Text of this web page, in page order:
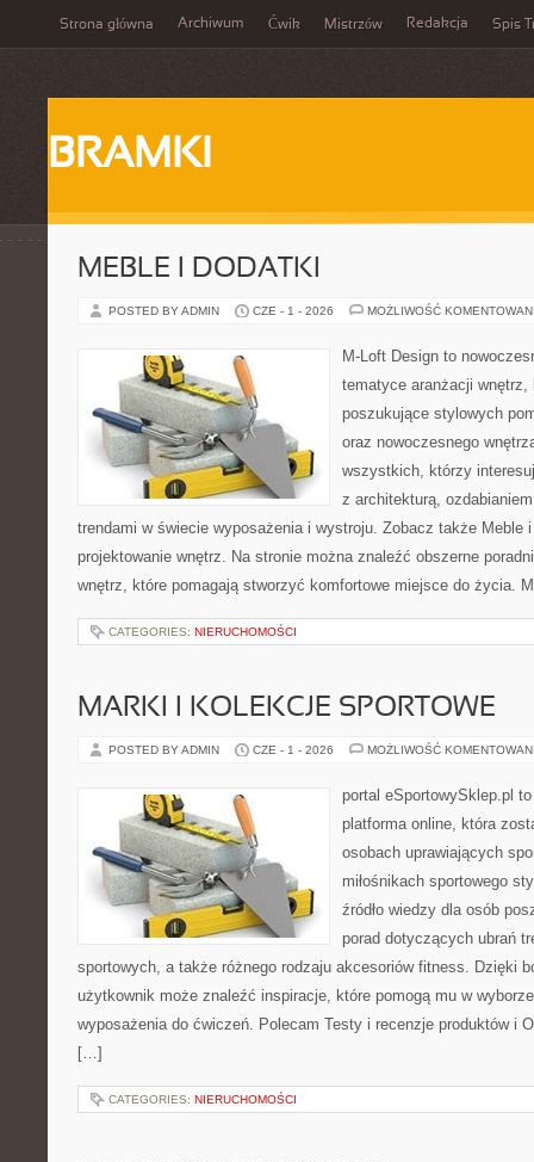
Strona główna Archiwum Ćwik Mistrzów Redakcja Spis
BRAMKI
MEBLE I DODATKI
POSTED BY ADMIN CZE - 1 - 2026 MOŻLIWOŚĆ
M-Loft Design to
tematyce aranżacji
poszukujące stylowych
oraz nowoczesnego
wszystkich, którzy
z architekturą,
trendami w świecie wyposażenia i wystroju. Zobacz także Meble
projektowanie wnętrz. Na stronie można znaleźć obszerne
wnętrz, które pomagają stworzyć komfortowe miejsce do życia.
CATEGORIES: NIERUCHOMOŚCI
MARKI I KOLEKCJE SPORTOWE
POSTED BY ADMIN CZE - 1 - 2026 MOŻLIWOŚĆ
portal eSportowySklep.pl
platforma online, która
osobach uprawiających
miłośnikach sportowego
źródło wiedzy dla osób
porad dotyczących ubrań
sportowych, a także różnego rodzaju akcesoriów fitness. Dzięki
użytkownik może znaleźć inspiracje, które pomogą mu w
wyposażenia do ćwiczeń. Polecam Testy i recenzje produktów i
[…]
CATEGORIES: NIERUCHOMOŚCI